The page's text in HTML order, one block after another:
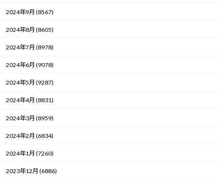
2024年9月 (8567)
2024年8月 (8605)
2024年7月 (8978)
2024年6月 (9078)
2024年5月 (9287)
2024年4月 (8831)
2024年3月 (8959)
2024年2月 (6834)
2024年1月 (7260)
2023年12月 (6886)